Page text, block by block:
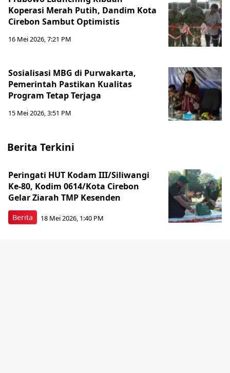
Koperasi Merah Putih, Dandim Kota
Cirebon Sambut Optimistis
16 Mei 2026, 7:21 PM
Sosialisasi MBG di Purwakarta,
Pemerintah Pastikan Kualitas
Program Tetap Terjaga
15 Mei 2026, 3:51 PM
Berita Terkini
Berita
Peringati HUT Kodam III/Siliwangi
Ke-80, Kodim 0614/Kota Cirebon
Gelar Ziarah TMP Kesenden
18 Mei 2026, 1:40 PM